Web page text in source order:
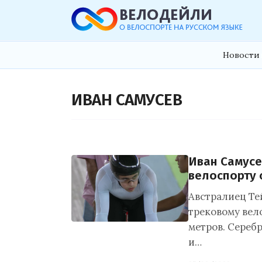
Новости
ИВАН САМУСЕВ
Иван
велоспорту
Австралиец
трековому
метров.
и…